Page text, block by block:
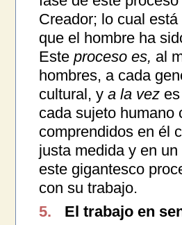
Creador; lo cual
que el hombre ha
Este proceso es, al
hombres, a cada
cultural, y a la vezes
cada sujeto humano
comprendidos en él
justa medida y en
este gigantesco
con su trabajo.
5.
El trabajo en